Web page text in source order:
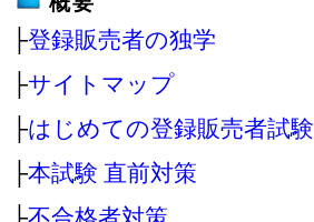
├登録販売者の独学
├サイトマップ
├はじめての登録販売者試験
├本試験 直前対策